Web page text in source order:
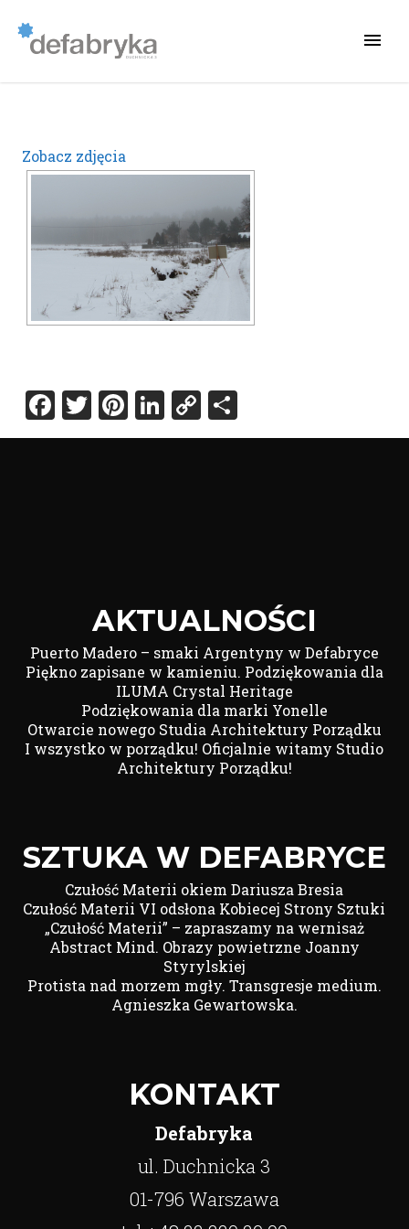
Zobacz zdjęcia
Facebook
Twitter
Pinterest
LinkedIn
Copy
Link
Share
AKTUALNOŚCI
Puerto Madero – smaki Argentyny w Defabryce
Piękno zapisane w kamieniu. Podziękowania dla
ILUMA Crystal Heritage
Podziękowania dla marki Yonelle
Otwarcie nowego Studia Architektury Porządku
I wszystko w porządku! Oficjalnie witamy Studio
Architektury Porządku!
SZTUKA W DEFABRYCE
Czułość Materii okiem Dariusza Bresia
Czułość Materii VI odsłona Kobiecej Strony Sztuki
„Czułość Materii” – zapraszamy na wernisaż
Abstract Mind. Obrazy powietrzne Joanny
Styrylskiej
Protista nad morzem mgły. Transgresje medium.
Agnieszka Gewartowska.
KONTAKT
Defabryka
ul. Duchnicka 3
01-796 Warszawa